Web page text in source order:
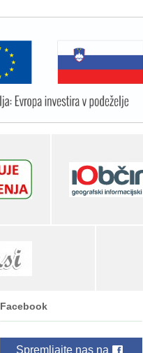
Facebook
Spremljajte nas na